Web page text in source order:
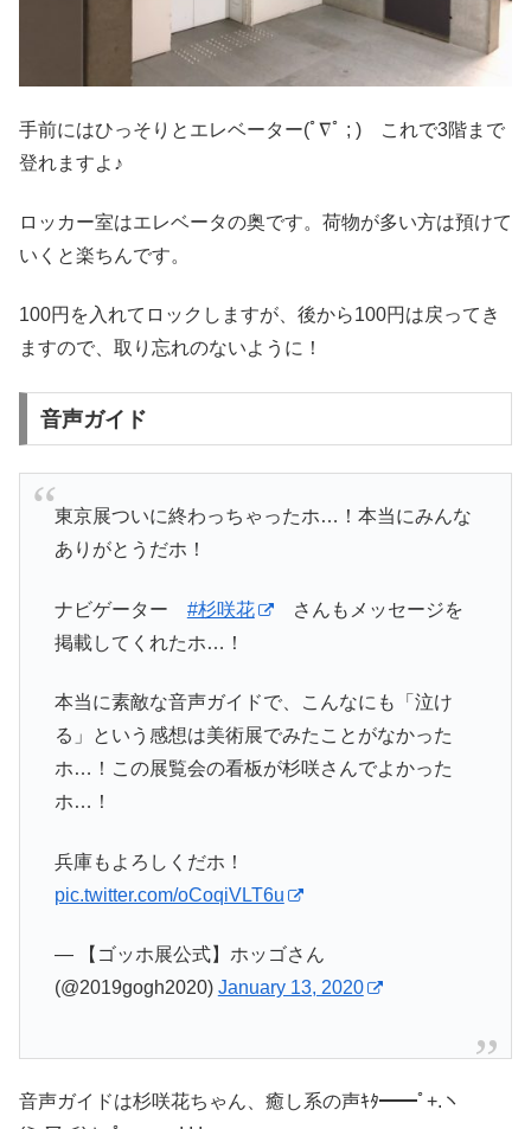
手前にはひっそりとエレベーター(ﾟ∇ﾟ ; ) これで3階まで
登れますよ♪
ロッカー室はエレベータの奥です。荷物が多い方は預けて
いくと楽ちんです。
100円を入れてロックしますが、後から100円は戻ってき
ますので、取り忘れのないように！
音声ガイド
東京展ついに終わっちゃったホ…！本当にみんな
ありがとうだホ！
ナビゲーター #杉咲花
さんもメッセージを
掲載してくれたホ…！
本当に素敵な音声ガイドで、こんなにも「泣け
る」という感想は美術展でみたことがなかった
ホ…！この展覧会の看板が杉咲さんでよかった
ホ…！
兵庫もよろしくだホ！
pic.twitter.com/oCoqiVLT6u
— 【ゴッホ展公式】ホッゴさん
(@2019gogh2020) January 13, 2020
音声ガイドは杉咲花ちゃん、癒し系の声ｷﾀ━━ﾟ+.ヽ